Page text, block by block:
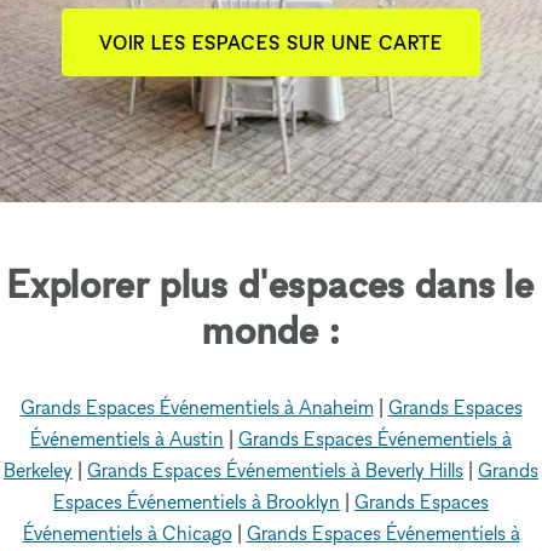
VOIR LES ESPACES SUR UNE CARTE
Explorer plus d'espaces dans le
monde :
Grands Espaces Événementiels à Anaheim| Grands Espaces
Événementiels à Austin
Grands Espaces Événementiels à
Berkeley
Grands Espaces Événementiels à Beverly Hills Grands
Espaces Événementiels à Brooklyn
Grands Espaces
Événementiels à Chicago| Grands Espaces Événementiels à